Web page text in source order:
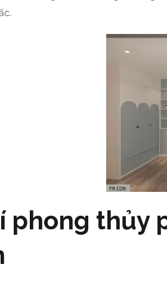
phong thủy